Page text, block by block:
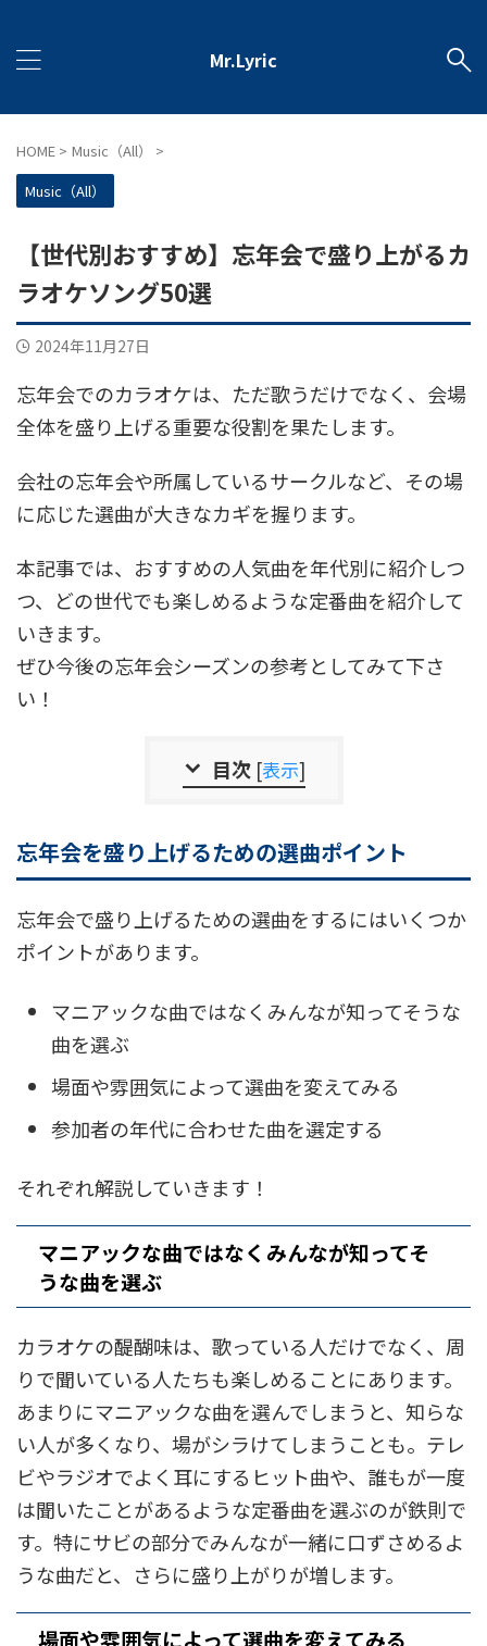
Mr.Lyric
HOME > Music（All）
>
Music（All）
【世代別おすすめ】忘年会で盛り上がるカ
ラオケソング50選
2024年11月27日
忘年会でのカラオケは、ただ歌うだけでなく、会場
全体を盛り上げる重要な役割を果たします。
会社の忘年会や所属しているサークルなど、その場
に応じた選曲が大きなカギを握ります。
本記事では、おすすめの人気曲を年代別に紹介しつ
つ、どの世代でも楽しめるような定番曲を紹介して
いきます。
ぜひ今後の忘年会シーズンの参考としてみて下さ
い！
目次 [表示]
忘年会を盛り上げるための選曲ポイント
忘年会で盛り上げるための選曲をするにはいくつか
ポイントがあります。
マニアックな曲ではなくみんなが知ってそうな
曲を選ぶ
場面や雰囲気によって選曲を変えてみる
参加者の年代に合わせた曲を選定する
それぞれ解説していきます！
マニアックな曲ではなくみんなが知ってそ
うな曲を選ぶ
カラオケの醍醐味は、歌っている人だけでなく、周
りで聞いている人たちも楽しめることにあります。
あまりにマニアックな曲を選んでしまうと、知らな
い人が多くなり、場がシラけてしまうことも。テレ
ビやラジオでよく耳にするヒット曲や、誰もが一度
は聞いたことがあるような定番曲を選ぶのが鉄則で
す。特にサビの部分でみんなが一緒に口ずさめるよ
うな曲だと、さらに盛り上がりが増します。
場面や雰囲気によって選曲を変えてみる